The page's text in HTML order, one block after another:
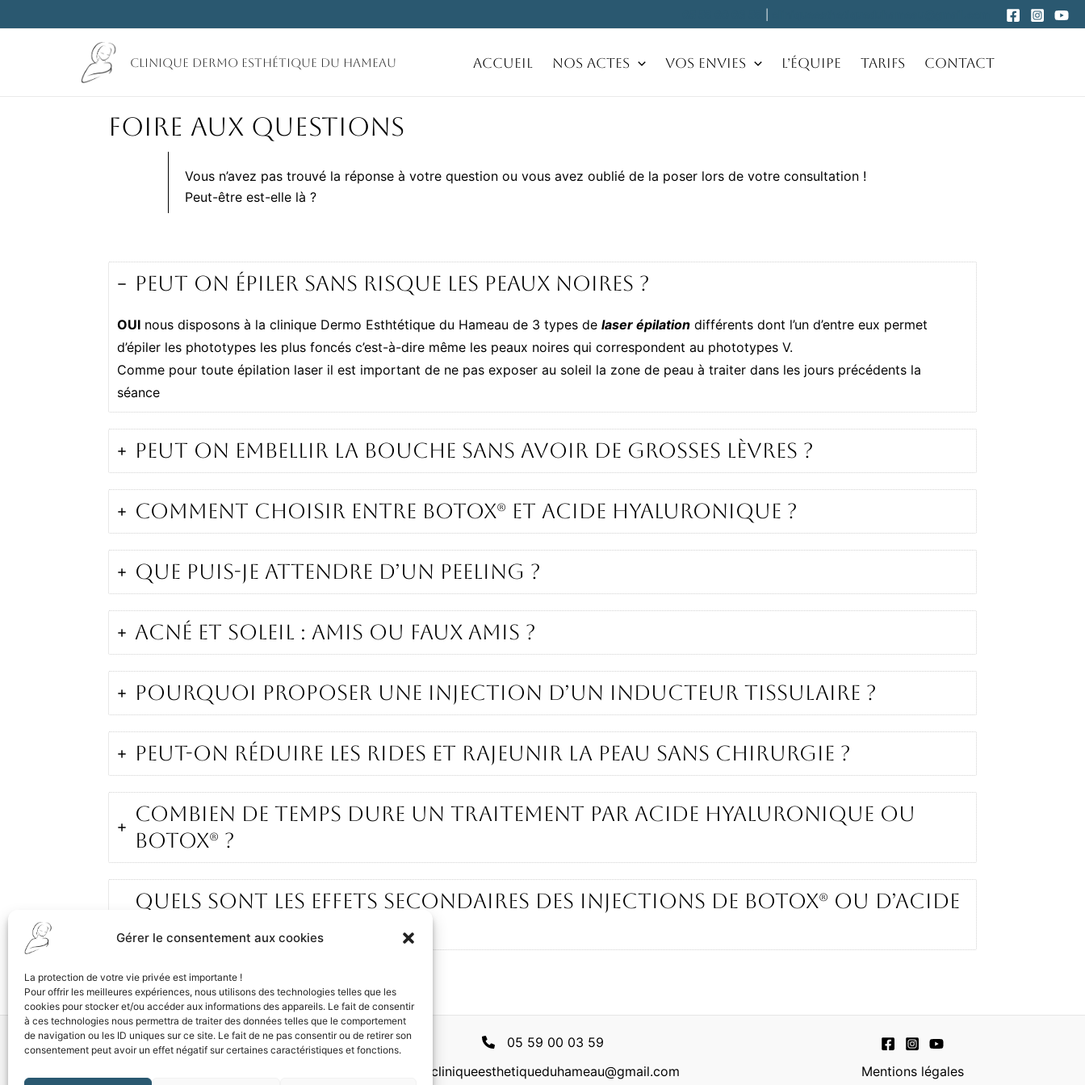
Gérer le consentement aux cookies
La protection de votre vie privée est importante !
Pour offrir les meilleures expériences, nous utilisons des technologies telles que les
cookies pour stocker et/ou accéder aux informations des appareils. Le fait de consentir
à ces technologies nous permettra de traiter des données telles que le comportement
de navigation ou les ID uniques sur ce site. Le fait de ne pas consentir ou de retirer son
consentement peut avoir un effet négatif sur certaines caractéristiques et fonctions.
au
Clinique Dermo Esthétique du Hameau Accueil Nos Actes Vos Envies L’équipe Tarifs Contact
Foire Aux Questions
Vous n’avez pas trouvé la réponse à votre question ou vous avez oublié de la poser lors de votre consultation !
Peut-être est-elle là ?
Peut on épiler sans risque les peaux noires ?
OUI nous disposons à la clinique Dermo Esthtétique du Hameau de 3 types delaser épilation différents dont l’un d’entre eux permet
d’épiler les phototypes les plus foncés c’est-à-dire même les peaux noires qui correspondent au phototypes V.
Comme pour toute épilation laser il est important de ne pas exposer au soleil la zone de peau à traiter dans les jours précédents la
séance
Peut on embellir la bouche sans avoir de grosses lèvres ?
Comment choisir entre Botox® et Acide Hyaluronique ?
Que puis-je attendre d’un peeling ?
Acné et soleil : amis ou faux amis ?
Pourquoi proposer une injection d’un inducteur tissulaire ?
Peut-on réduire les rides et rajeunir la peau sans chirurgie ?
Combien de temps dure un traitement par acide hyaluronique ou
Botox® ?
Quels sont les effets secondaires des injections de Botox® ou d’acide
hyaluronique ?
05 59 00 03 59
cliniqueesthetiqueduhameau@gmail.com
Mentions légales